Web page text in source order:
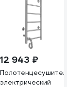
ЧЕРНЫЙ 556378
12 943 ₽
Полотенцесушитель
электрический